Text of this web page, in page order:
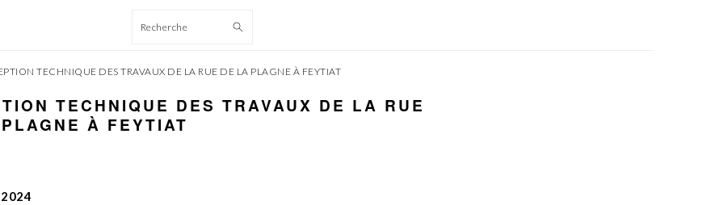
Recherche
TECHNIQUE DES TRAVAUX DE LA RUE DE LA PLAGNE À FEYTIAT
TECHNIQUE DES TRAVAUX DE LA RUE
À FEYTIAT